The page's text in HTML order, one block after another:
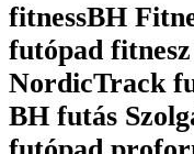
fitnessBH
futópad
NordicTrack
BH futás